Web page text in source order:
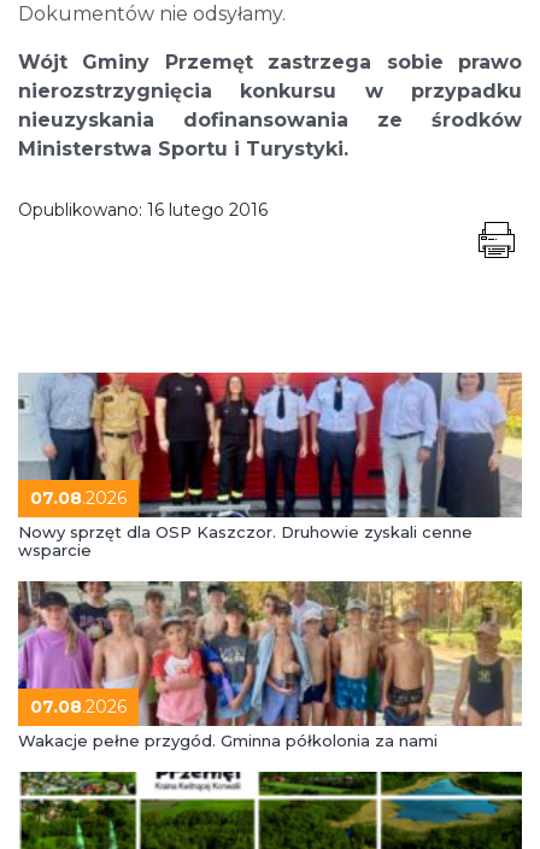
Dokumentów nie odsyłamy.
Wójt Gminy Przemęt zastrzega sobie prawo
nierozstrzygnięcia konkursu w przypadku
nieuzyskania dofinansowania ze środków
Ministerstwa Sportu i Turystyki.
Opublikowano: 16 lutego 2016
07.08.2026
Nowy sprzęt dla OSP Kaszczor. Druhowie zyskali cenne
wsparcie
07.08.2026
Wakacje pełne przygód. Gminna półkolonia za nami